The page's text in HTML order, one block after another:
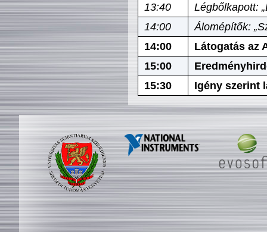
13:40
Légbőlkapott:
14:00
Álomépítők:
14:00
Látogatás az
15:00
15:30
Igény szerint